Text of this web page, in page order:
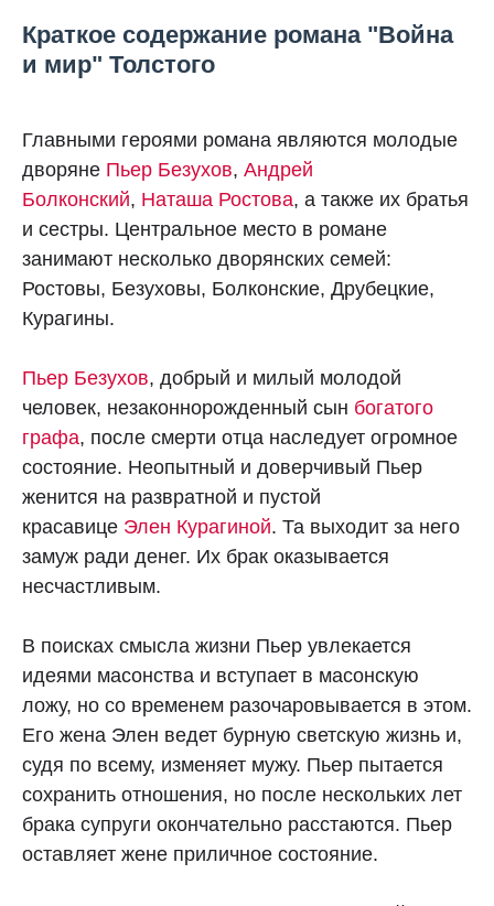
Краткое содержание романа "Война
и мир" Толстого
Главными героями романа являются молодые
дворяне Пьер Безухов, Андрей
Болконский, Наташа Ростова, а также их братья
и сестры. Центральное место в романе
занимают несколько дворянских семей:
Ростовы, Безуховы, Болконские, Друбецкие,
Курагины.
Пьер Безухов, добрый и милый молодой
человек, незаконнорожденный сын богатого
графа, после смерти отца наследует огромное
состояние. Неопытный и доверчивый Пьер
женится на развратной и пустой
красавице Элен Курагиной. Та выходит за него
замуж ради денег. Их брак оказывается
несчастливым.
В поисках смысла жизни Пьер увлекается
идеями масонства и вступает в масонскую
ложу, но со временем разочаровывается в этом.
Его жена Элен ведет бурную светскую жизнь и,
судя по всему, изменяет мужу. Пьер пытается
сохранить отношения, но после нескольких лет
брака супруги окончательно расстаются. Пьер
оставляет жене приличное состояние.